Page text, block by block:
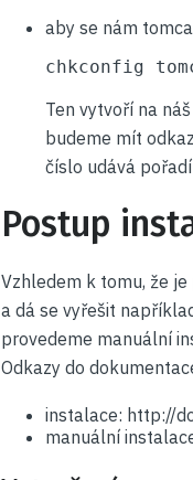
aby se nám
chkconfig
Ten vytvoří na
budeme mít
číslo udává
Postup
Vzhledem k tomu, že
a dá se vyřešit
provedeme manuální
Odkazy do
instalace: http://
manuální